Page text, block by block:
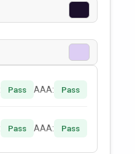
Pass AAA: Pass
Pass AAA: Pass